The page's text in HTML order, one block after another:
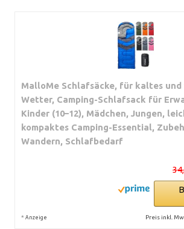
MalloMe Schlafsäcke, für kaltes und
Wetter, Camping-Schlafsack für
Kinder (10–12), Mädchen, Jungen,
kompaktes Camping-Essential,
Wandern, Schlafbedarf
* Anzeige Preis inkl.